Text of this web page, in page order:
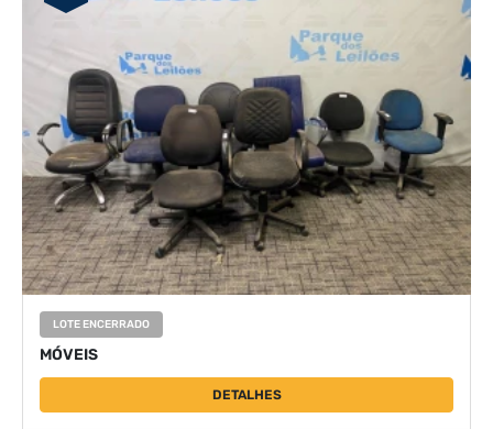
LOTE ENCERRADO
MÓVEIS
DETALHES